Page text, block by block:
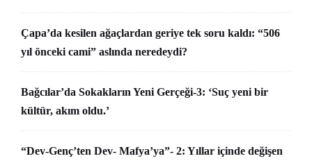
Çapa’da kesilen ağaçlardan geriye tek soru kaldı: “506
yıl önceki cami” aslında neredeydi?
Bağcılar’da Sokakların Yeni Gerçeği-3: ‘Suç yeni bir
kültür, akım oldu.’
“Dev-Genç’ten Dev- Mafya’ya”- 2: Yıllar içinde değişen